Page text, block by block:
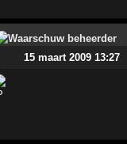
15 maart 2009 13:27